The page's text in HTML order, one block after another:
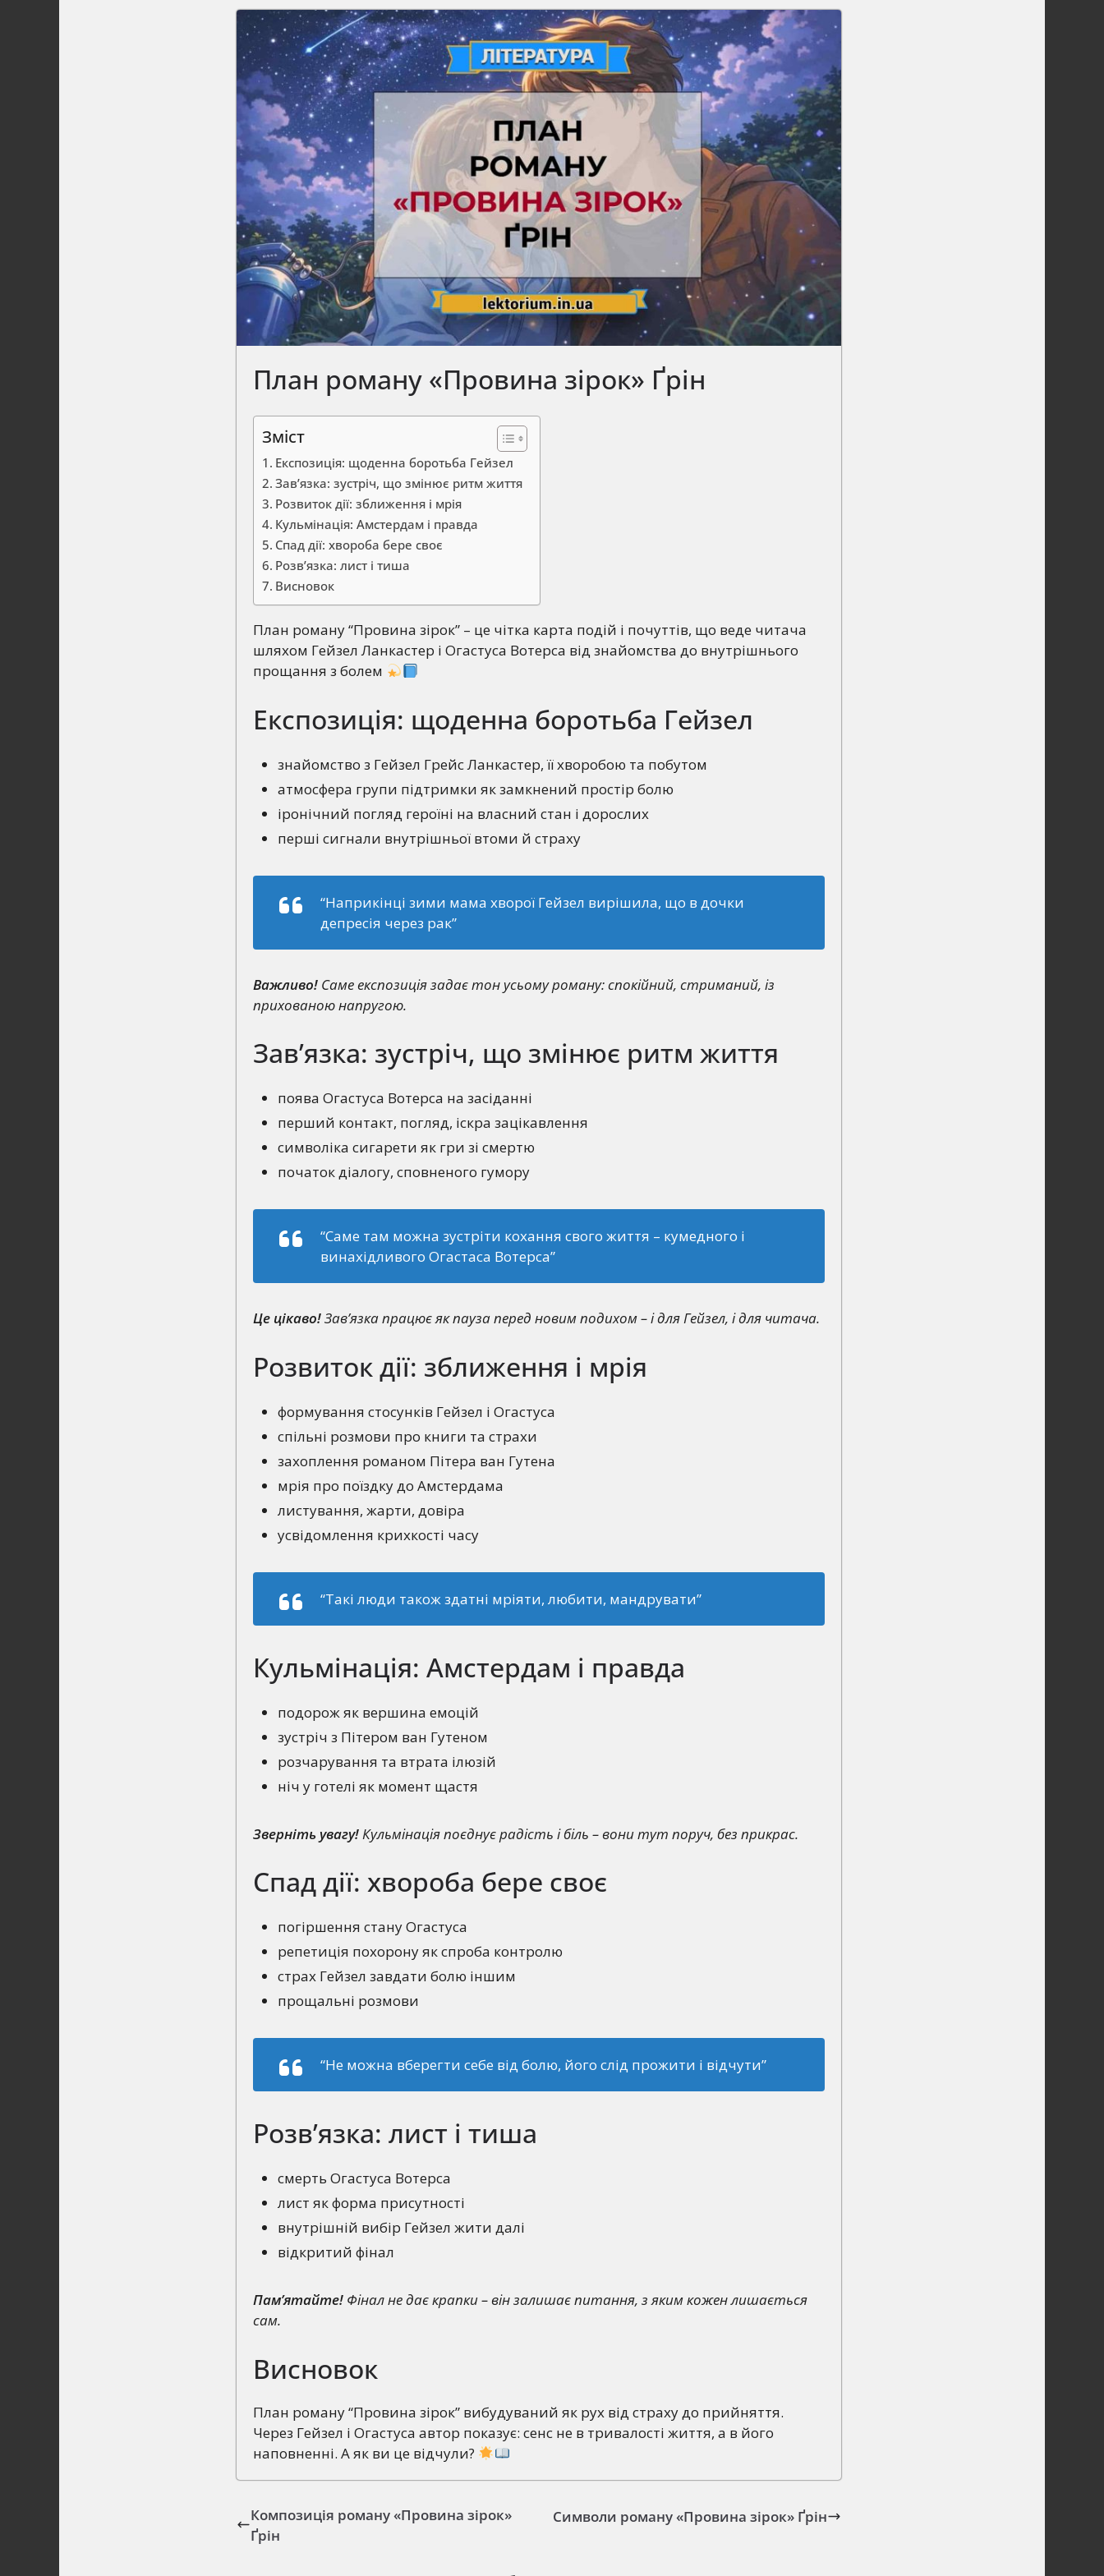
План роману «Провина зірок» Ґрін
Зміст
Експозиція: щоденна боротьба Гейзел
Зав’язка: зустріч, що змінює ритм життя
Розвиток дії: зближення і мрія
Кульмінація: Амстердам і правда
Спад дії: хвороба бере своє
Розв’язка: лист і тиша
Висновок
План роману “Провина зірок” – це чітка карта подій і почуттів, що веде читача
шляхом Гейзел Ланкастер і Огастуса Вотерса від знайомства до внутрішнього
прощання з болем
Експозиція: щоденна боротьба Гейзел
знайомство з Гейзел Грейс Ланкастер, її хворобою та побутом
атмосфера групи підтримки як замкнений простір болю
іронічний погляд героїні на власний стан і дорослих
перші сигнали внутрішньої втоми й страху
“Наприкінці зими мама хворої Гейзел вирішила, що в дочки
депресія через рак”
Важливо! Саме експозиція задає тон усьому роману: спокійний, стриманий, із
прихованою напругою.
Зав’язка: зустріч, що змінює ритм життя
поява Огастуса Вотерса на засіданні
перший контакт, погляд, іскра зацікавлення
символіка сигарети як гри зі смертю
початок діалогу, сповненого гумору
“Саме там можна зустріти кохання свого життя – кумедного і
винахідливого Огастаса Вотерса”
Це цікаво!Зав’язка працює як пауза перед новим подихом – і для Гейзел, і для читача.
Розвиток дії: зближення і мрія
формування стосунків Гейзел і Огастуса
спільні розмови про книги та страхи
захоплення романом Пітера ван Гутена
мрія про поїздку до Амстердама
листування, жарти, довіра
усвідомлення крихкості часу
“Такі люди також здатні мріяти, любити, мандрувати”
Кульмінація: Амстердам і правда
подорож як вершина емоцій
зустріч з Пітером ван Гутеном
розчарування та втрата ілюзій
ніч у готелі як момент щастя
Зверніть увагу!Кульмінація поєднує радість і біль – вони тут поруч, без прикрас.
Спад дії: хвороба бере своє
погіршення стану Огастуса
репетиція похорону як спроба контролю
страх Гейзел завдати болю іншим
прощальні розмови
“Не можна вберегти себе від болю, його слід прожити і відчути”
Розв’язка: лист і тиша
смерть Огастуса Вотерса
лист як форма присутності
внутрішній вибір Гейзел жити далі
відкритий фінал
Пам’ятайте! Фінал не дає крапки – він залишає питання, з яким кожен лишається
сам.
Висновок
План роману “Провина зірок” вибудуваний як рух від страху до прийняття.
Через Гейзел і Огастуса автор показує: сенс не в тривалості життя, а в його
наповненні. А як ви це відчули?
Композиція роману «Провина зірок»
Ґрін
Символи роману «Провина зірок» Ґрін